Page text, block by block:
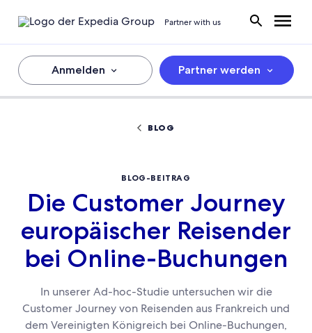
Partner with us
Anmelden Partner werden
BLOG
BLOG-BEITRAG
Die Customer Journey
europäischer Reisender
bei Online-Buchungen
In unserer Ad-hoc-Studie untersuchen wir die
Customer Journey von Reisenden aus Frankreich und
dem Vereinigten Königreich bei Online-Buchungen,